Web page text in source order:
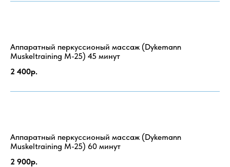
Аппаратный перкуссионый массаж (Dykemann
Muskeltraining M-25) 45 минут
2 400р.
Аппаратный перкуссионый массаж (Dykemann
Muskeltraining M-25) 60 минут
2 900р.